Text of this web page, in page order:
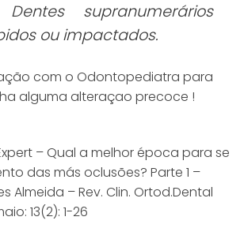
supranumerários
ou impactados.
com o Odontopediatra para
alguma alteraçao precoce !
– Qual a melhor época para se
das más oclusões? Parte 1 –
Almeida – Rev. Clin. Ortod.Dental
13(2): 1-26